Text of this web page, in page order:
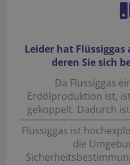
Leider hat
deren Sie sich
Da Flüssiggas
Erdölproduktion ist,
gekoppelt. Dadurch
Flüssiggas ist
die